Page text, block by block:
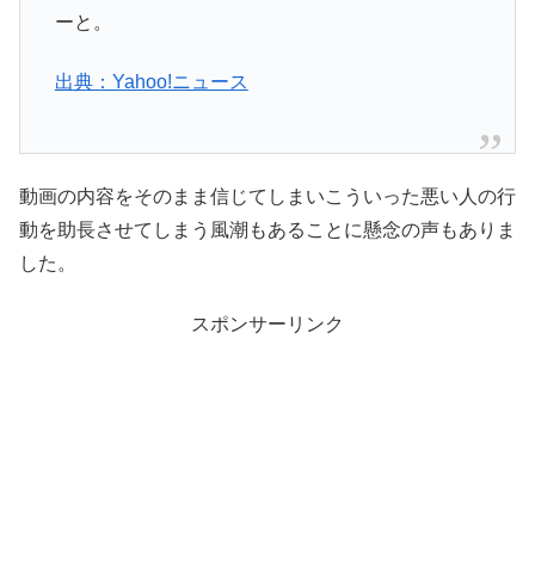
ーと。
出典：Yahoo!ニュース
動画の内容をそのまま信じてしまいこういった悪い人の行
動を助長させてしまう風潮もあることに懸念の声もありま
した。
スポンサーリンク